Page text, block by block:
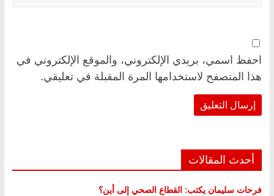
احفظ اسمي، بريدي الإلكتروني، والموقع الإلكتروني في
هذا المتصفح لاستخدامها المرة المقبلة في تعليقي.
أحدث المقالات
فرحات سليمان يكتب: القطاع الصحي إلى أين؟